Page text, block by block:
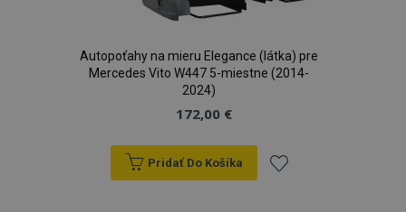
Autopoťahy na mieru Elegance (látka) pre
Mercedes Vito W447 5-miestne (2014-
2024)
172,00 €
Pridať Do Košíka